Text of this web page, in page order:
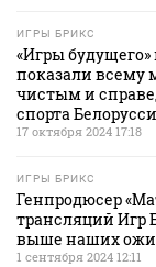
ИГРЫ БРИКС
«Игры
показали всему
чистым и
спорта
17 октября 2024 17:18
ИГРЫ БРИКС
Генпродюсер
трансляций Игр
выше наших
1 сентября 2024 12:11